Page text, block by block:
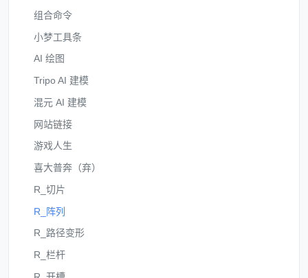
组合命令
小梦工具条
AI 绘图
Tripo AI 建模
混元 AI 建模
网站链接
游戏人生
喜大普奔（弃）
R_切片
R_阵列
R_路径变形
R_栏杆